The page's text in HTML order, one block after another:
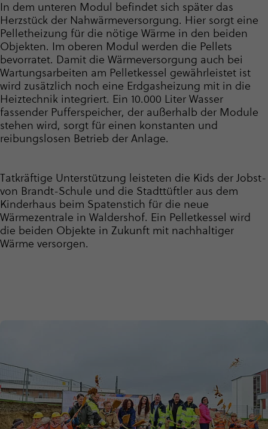
In dem unteren Modul befindet sich später das
Herzstück der Nahwär­me­ver­sor­gung. Hier sorgt eine
Pelletheizung für die nötige Wärme in den beiden
Objekten. Im oberen Modul werden die Pellets
bevorratet. Damit die Wärme­ver­sor­gung auch bei
Wartungs­ar­beiten am Pelletkessel gewährleistet ist
wird zusätzlich noch eine Erdgasheizung mit in die
Heiztechnik integriert. Ein 10.000 Liter Wasser
fassender Pufferspeicher, der außerhalb der Module
stehen wird, sorgt für einen konstanten und
reibungslosen Betrieb der Anlage.
Tatkräftige Unterstützung leisteten die Kids der Jobst-
von Brandt-Schule und die Stadttüftler aus dem
Kinderhaus beim Spatenstich für die neue
Wärmezentrale in Waldershof. Ein Pelletkessel wird
die beiden Objekte in Zukunft mit nachhaltiger
Wärme versorgen.